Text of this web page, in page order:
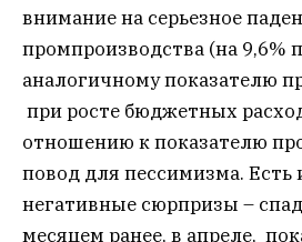
внимание на серьезное
промпроизводства (на 9,6%
аналогичному показателю
при росте бюджетных
отношению к показателю
повод для пессимизма. Есть
негативные сюрпризы –
месяцем ранее, в апреле,